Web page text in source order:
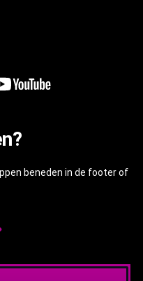
beneden in de footer of